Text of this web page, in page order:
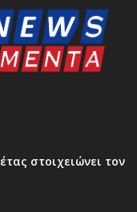
στοιχειώνει τον